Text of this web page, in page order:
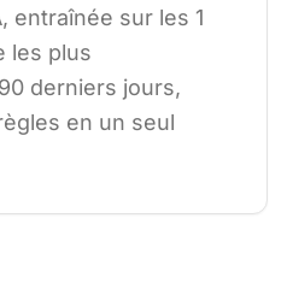
entraînée sur les 1
les plus
derniers jours,
en un seul